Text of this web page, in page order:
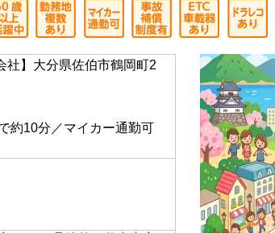
社】大分県佐伯市鶴岡町2
約10分／マイカー通勤可